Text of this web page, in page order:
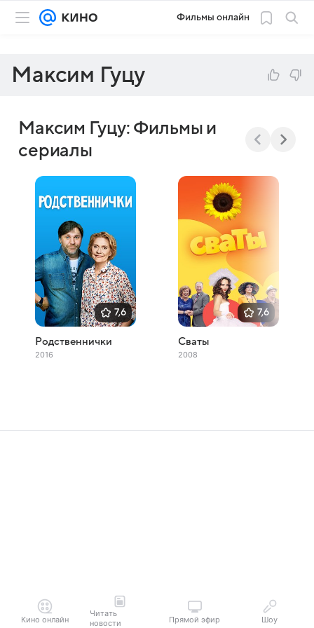
Фильмы онлайн
Максим Гуцу
Максим Гуцу: Фильмы и
сериалы
7,6
Родственнички
2016
7,6
Сваты
2008
Кино онлайн
Читать
новости
Прямой эфир Шоу